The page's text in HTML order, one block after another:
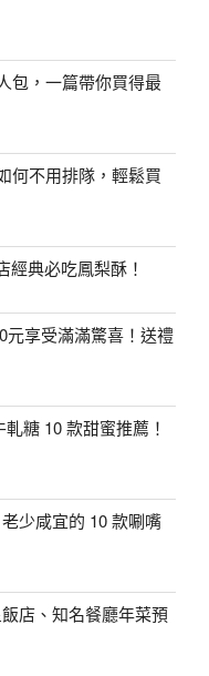
包，一篇帶你買得最
何不用排隊，輕鬆買
經典必吃鳳梨酥！
元享受滿滿驚喜！送禮
糖 10 款甜蜜推薦！
少咸宜的 10 款唰嘴
店、知名餐廳年菜預